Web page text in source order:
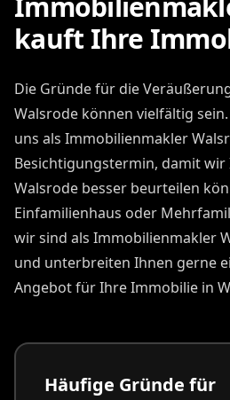
kauft Ihre
Die Gründe für die
Walsrode können vielfältig
uns als Immobilienmakler
Besichtigungstermin, damit
Walsrode besser beurteilen
Einfamilienhaus oder
wir sind als Immobilienmakler
und unterbreiten Ihnen gerne
Angebot für Ihre Immobilie in
Häufige Gründe für